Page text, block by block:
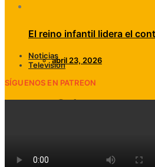
El reino infantil lidera el
abril 23, 2026
SÍGUENOS EN PATREON
Noticias
Televisión
Netflix
julio 7, 2020